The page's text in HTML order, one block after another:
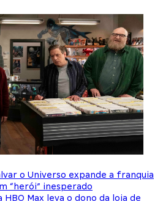
o Universo expande a franquia
“herói” inesperado
Max leva o dono da loja de